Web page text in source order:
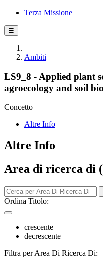
Terza Missione
☰
Ambiti
LS9_8 - Applied plant
agroecology and soil
Concetto
Altre Info
Altre Info
Area di ricerca di
Ordina Titolo:
crescente
decrescente
Filtra per Area Di Ricerca Di: